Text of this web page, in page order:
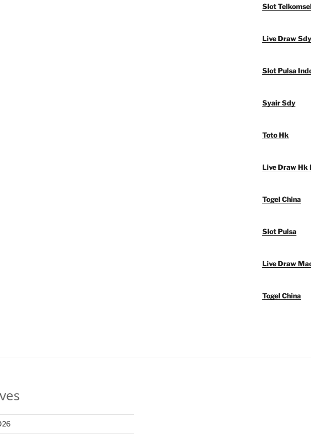
Slot
Live Draw Sdy
Slot Pulsa
Syair Sdy
Toto Hk
Live Draw Hk
Togel China
Slot Pulsa
Live Draw
Togel China